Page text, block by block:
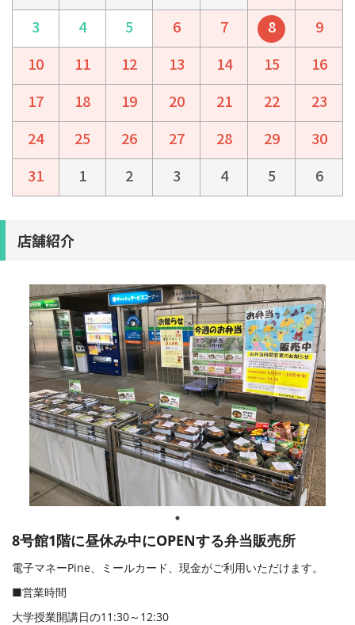
3
4 5 6 7 8
9
10
11 12 13 14 15
16
17
18 19 20 21 22
23
24
25 26 27 28 29
30
31
1 2 3 4 5 6
店舗紹介
8号館1階に昼休み中にOPENする弁当販売所
電子マネーPine、ミールカード、現金がご利用いただけます。
■営業時間
大学授業開講日の11:30～12:30